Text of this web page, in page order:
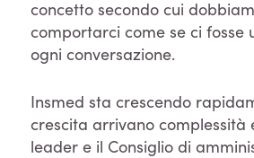
concetto secondo cui
comportarci come se ci fosse
ogni conversazione.
Insmed sta crescendo
crescita arrivano complessità
leader e il Consiglio di